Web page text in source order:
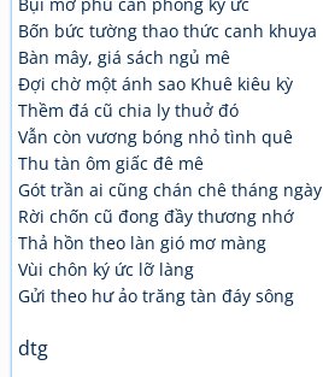
Bốn bức tường thao thức canh khuya
Bàn mây, giá sách ngủ mê
Đợi chờ một ánh sao Khuê kiêu kỳ
Thềm đá cũ chia ly thuở đó
Vẫn còn vương bóng nhỏ tình quê
Thu tàn ôm giấc đê mê
Gót trần ai cũng chán chê tháng ngày
Rời chốn cũ đong đầy thương nhớ
Thả hồn theo làn gió mơ màng
Vùi chôn ký ức lỡ làng
Gửi theo hư ảo trăng tàn đáy sông
dtg